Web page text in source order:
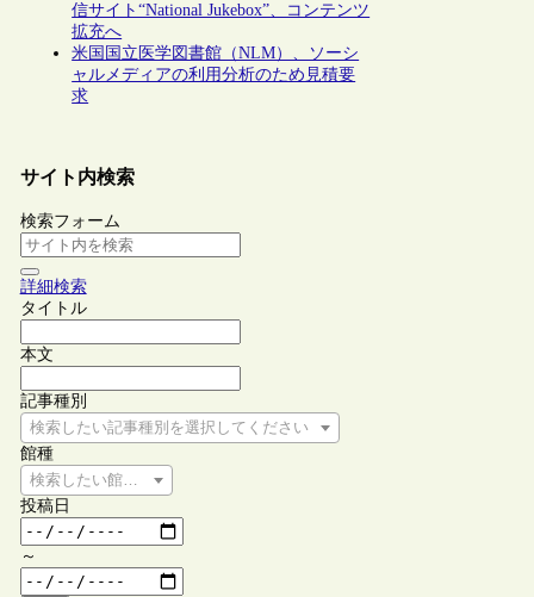
信サイト“National Jukebox”、コンテンツ
拡充へ
米国国立医学図書館（NLM）、ソーシ
ャルメディアの利用分析のため見積要
求
サイト内検索
検索フォーム
詳細検索
タイトル
本文
記事種別
検索したい記事種別を選択してください
館種
検索したい館種を選択してください
投稿日
～